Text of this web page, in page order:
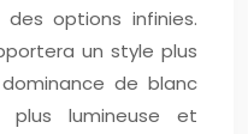
options infinies.
un style plus
de blanc
plus lumineuse et